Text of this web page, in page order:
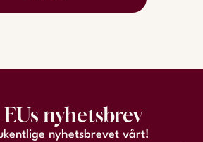
nyhetsbrev
nyhetsbrevet vårt!